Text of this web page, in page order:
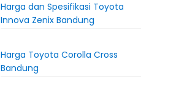
Harga dan Spesifikasi Toyota
Innova Zenix Bandung
Harga Toyota Corolla Cross
Bandung